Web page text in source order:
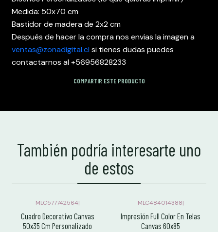
Medida: 50x70 cm
Bastidor de madera de 2x2 cm
Después de hacer la compra nos envias la imagen a
ventas@zonadigital.clsi tienes dudas puedes
contactarnos al +56956828233
COMPARTIR ESTE PRODUCTO
También podría interesarte uno
de estos
MLC577742564|
Cuadro Decorativo Canvas
50x35 Cm Personalizado
MLC484014388|
Impresión Full Color En Telas
Canvas 60x85